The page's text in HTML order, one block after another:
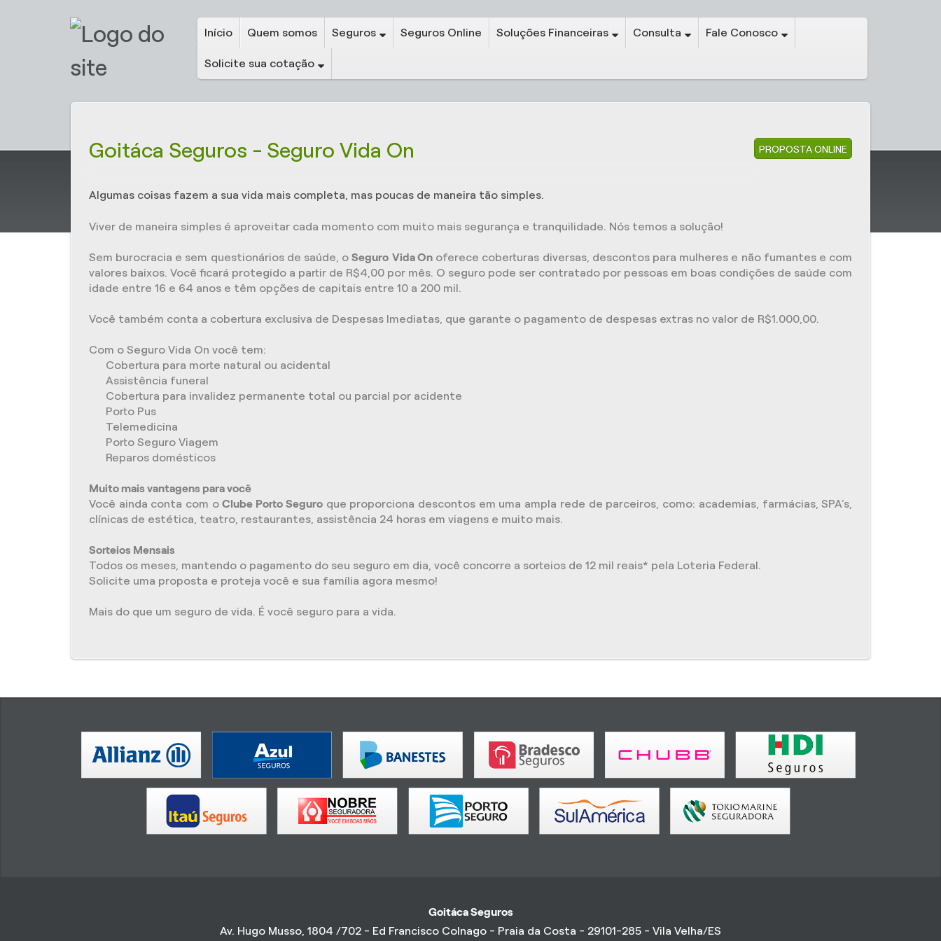
Início Quem somos Seguros Seguros Online Soluções Financeiras Consulta Fale Conosco
Solicite sua cotação
PROPOSTA ONLINE
Goitáca Seguros - Seguro Vida On
Algumas coisas fazem a sua vida mais completa, mas poucas de maneira tão simples.
Viver de maneira simples é aproveitar cada momento com muito mais segurança e tranquilidade. Nós temos a solução!
Sem burocracia e sem questionários de saúde, oSeguro Vida Onoferece coberturas diversas, descontos para mulheres e não fumantes e com
valores baixos. Você ficará protegido a partir de R$4,00 por mês. O seguro pode ser contratado por pessoas em boas condições de saúde com
idade entre 16 e 64 anos e têm opções de capitais entre 10 a 200 mil.
Você também conta a cobertura exclusiva de Despesas Imediatas, que garante o pagamento de despesas extras no valor de R$1.000,00.
Com o Seguro Vida On você tem:
Cobertura para morte natural ou acidental
Assistência funeral
Cobertura para invalidez permanente total ou parcial por acidente
Porto Pus
Telemedicina
Porto Seguro Viagem
Reparos domésticos
Muito mais vantagens para você
Você ainda conta com oClube Porto Seguroque proporciona descontos em uma ampla rede de parceiros, como: academias, farmácias, SPA’s,
clínicas de estética, teatro, restaurantes, assistência 24 horas em viagens e muito mais.
Sorteios Mensais
Todos os meses, mantendo o pagamento do seu seguro em dia, você concorre a sorteios de 12 mil reais* pela Loteria Federal.
Solicite uma proposta e proteja você e sua família agora mesmo!
Mais do que um seguro de vida. É você seguro para a vida.
Goitáca Seguros
Av. Hugo Musso, 1804 /702 - Ed Francisco Colnago - Praia da Costa - 29101-285 - Vila Velha/ES